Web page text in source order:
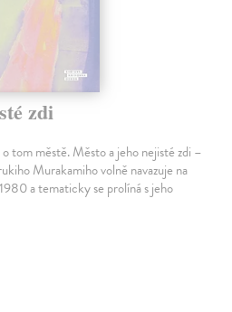
zdi
tom městě. Město a jeho nejisté zdi –
Murakamiho volně navazuje na
a tematicky se prolíná s jeho